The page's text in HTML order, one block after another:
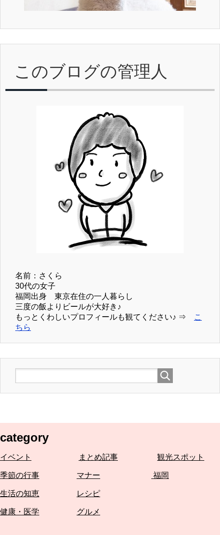
このブログの管理人
名前：さくら
30代の女子
福岡出身 東京在住の一人暮らし
三度の飯よりビールが大好き♪
もっとくわしいプロフィールも観てください♪ ⇒
こ
ちら
category
イベント まとめ記事 観光スポット
季節の行事 マナー 福岡
生活の知恵 レシピ
健康・医学 グルメ